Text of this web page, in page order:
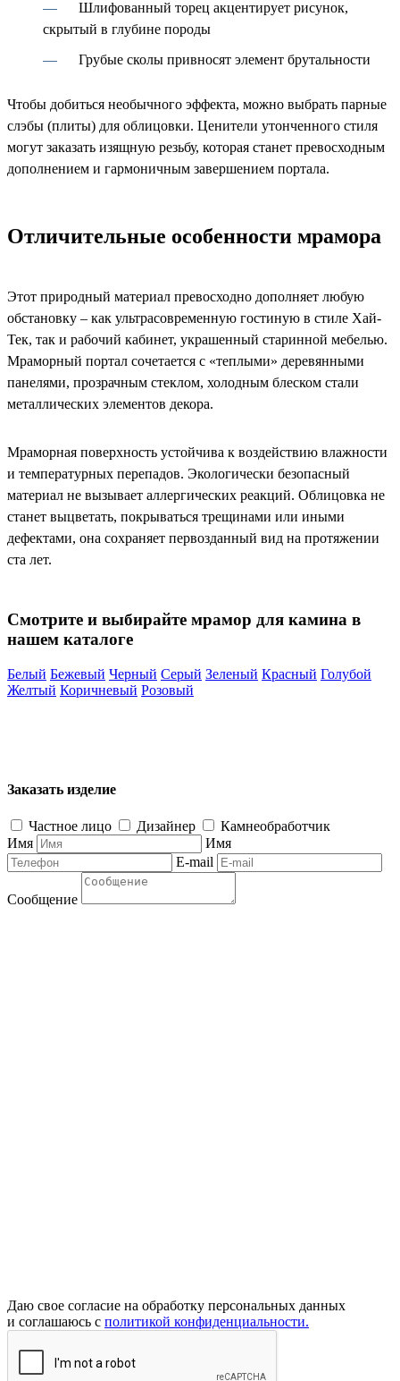
Шлифованный торец акцентирует рисунок,
скрытый в глубине породы
Грубые сколы привносят элемент брутальности
Чтобы добиться необычного эффекта, можно выбрать парные
слэбы (плиты) для облицовки. Ценители утонченного стиля
могут заказать изящную резьбу, которая станет превосходным
дополнением и гармоничным завершением портала.
Отличительные особенности мрамора
Этот природный материал превосходно дополняет любую
обстановку – как ультрасовременную гостиную в стиле Хай-
Тек, так и рабочий кабинет, украшенный старинной мебелью.
Мраморный портал сочетается с «теплыми» деревянными
панелями, прозрачным стеклом, холодным блеском стали
металлических элементов декора.
Мраморная поверхность устойчива к воздействию влажности
и температурных перепадов. Экологически безопасный
материал не вызывает аллергических реакций. Облицовка не
станет выцветать, покрываться трещинами или иными
дефектами, она сохраняет первозданный вид на протяжении
ста лет.
Смотрите и выбирайте мрамор для камина в
нашем каталоге
Белый Бежевый Черный Серый Зеленый Красный Голубой
Желтый Коричневый Розовый
Заказать изделие
Частное лицо Дизайнер
Камнеобработчик
Имя
Имя
E-mail
Сообщение
Даю свое согласие на обработку персональных данных
и соглашаюсь с политикой конфиденциальности.